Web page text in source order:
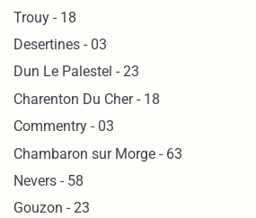
Trouy - 18
Desertines - 03
Dun Le Palestel - 23
Charenton Du Cher - 18
Commentry - 03
Chambaron sur Morge - 63
Nevers - 58
Gouzon - 23